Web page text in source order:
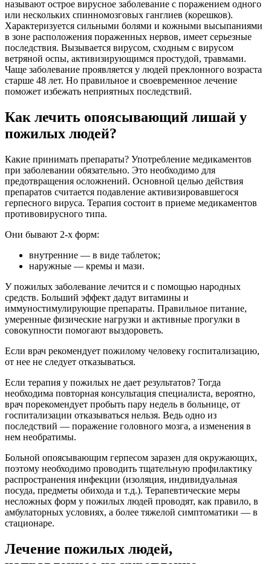
называют острое вирусное заболевание с поражением одного
или нескольких спинномозговых ганглиев (корешков).
Характеризуется сильными болями и кожными высыпаниями
в зоне расположения пораженных нервов, имеет серьезные
последствия. Вызывается вирусом, сходным с вирусом
ветряной оспы, активизирующимся простудой, травмами.
Чаще заболевание проявляется у людей преклонного возраста
старше 48 лет. Но правильное и своевременное лечение
поможет избежать неприятных последствий.
Как лечить опоясывающий лишай у
пожилых людей?
Какие принимать препараты? Употребление медикаментов
при заболевании обязательно. Это необходимо для
предотвращения осложнений. Основной целью действия
препаратов считается подавление активизировавшегося
герпесного вируса. Терапия состоит в приеме медикаментов
противовирусного типа.
Они бывают 2-х форм:
внутренние — в виде таблеток;
наружные — кремы и мази.
У пожилых заболевание лечится и с помощью народных
средств. Больший эффект дадут витамины и
иммуностимулирующие препараты. Правильное питание,
умеренные физические нагрузки и активные прогулки в
совокупности помогают выздороветь.
Если врач рекомендует пожилому человеку госпитализацию,
от нее не следует отказываться.
Если терапия у пожилых не дает результатов? Тогда
необходима повторная консультация специалиста, вероятно,
врач порекомендует пробыть пару недель в больнице, от
госпитализации отказываться нельзя. Ведь одно из
последствий — поражение головного мозга, а изменения в
нем необратимы.
Больной опоясывающим герпесом заразен для окружающих,
поэтому необходимо проводить тщательную профилактику
распространения инфекции (изоляция, индивидуальная
посуда, предметы обихода и т.д.). Терапевтические меры
несложных форм у пожилых людей проводят, как правило, в
амбулаторных условиях, а более тяжелой симптоматики — в
стационаре.
Лечение пожилых людей,